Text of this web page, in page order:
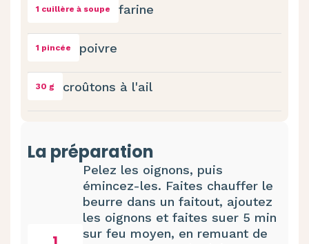
1 cuillère à soupe farine
1 pincée poivre
30 g croûtons à l'ail
La préparation
Pelez les oignons, puis
émincez-les. Faites chauffer le
beurre dans un faitout, ajoutez
les oignons et faites suer 5 min
sur feu moyen, en remuant de